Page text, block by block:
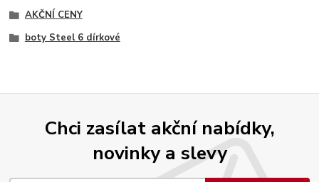
AKČNÍ CENY
boty Steel 6 dírkové
Chci zasílat akční nabídky,
novinky a slevy